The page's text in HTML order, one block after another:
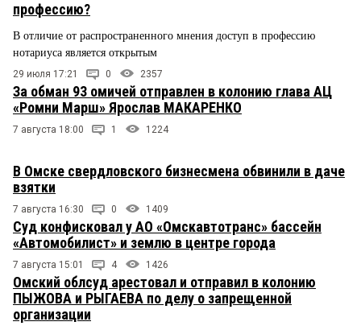
профессию?
В отличие от распространенного мнения доступ в профессию
нотариуса является открытым
29 июля 17:21 0 2357
За обман 93 омичей отправлен в колонию глава АЦ
«Ромни Марш» Ярослав МАКАРЕНКО
7 августа 18:00 1 1224
В Омске свердловского бизнесмена обвинили в даче
взятки
7 августа 16:30 0 1409
Суд конфисковал у АО «Омскавтотранс» бассейн
«Автомобилист» и землю в центре города
7 августа 15:01 4 1426
Омский облсуд арестовал и отправил в колонию
ПЫЖОВА и РЫГАЕВА по делу о запрещенной
организации